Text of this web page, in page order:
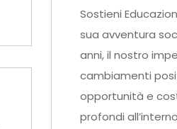
Sostieni
sua avventura
anni, il nostro
cambiamenti
opportunità e
profondi